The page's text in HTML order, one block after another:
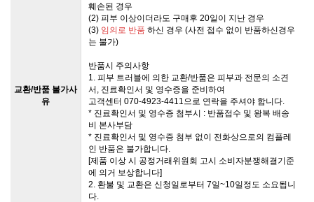
교환/반품 불가사
유
훼손된 경우
(2) 피부 이상이더라도 구매후 20일이 지난 경우
(3) 임의로 반품 하신 경우 (사전 접수 없이 반품하신경우
는 불가)
반품시 주의사항
1. 피부 트러블에 의한 교환/반품은 피부과 전문의 소견
서, 진료확인서 및 영수증을 준비하여
고객센터 070-4923-4411으로 연락을 주셔야 합니다.
* 진료확인서 및 영수증 첨부시 : 반품접수 및 왕복 배송
비 본사부담
* 진료확인서 및 영수증 첨부 없이 전화상으로의 컴플레
인 반품은 불가합니다.
[제품 이상 시 공정거래위원회 고시 소비자분쟁해결기준
에 의거 보상합니다]
2. 환불 및 교환은 신청일로부터 7일~10일정도 소요됩니
다.